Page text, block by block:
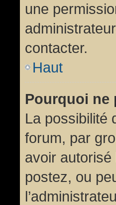
une
contacter.
Haut
Pourquoi ne
La possibilité
forum, par
avoir autorisé
postez, ou